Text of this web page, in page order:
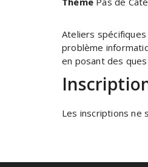
Ateliers
problème
en posant des
Les inscriptions ne